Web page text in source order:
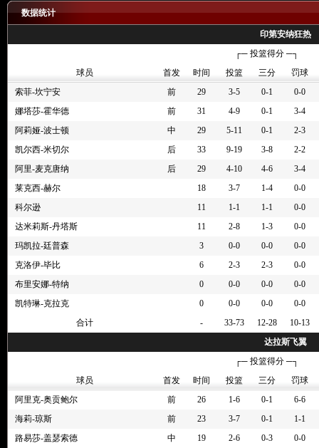
4节 0:57.9
82-73
佩奇-布克尔斯替换李月汝
4节 01:19
82-73
娜塔莎-霍华德进攻犯规
4节 01:50
蒂芙尼-米切尔上篮得分，阿莉娅-波士顿助攻
4节 01:52
J.J. 奎纳利失误丢球，被娜塔莎-霍华德抢断
4节 01:54
J.J. 奎纳利抢到篮板
4节 01:56
阿莉娅-波士顿3分投篮失败
4节 02:00
阿莉娅-波士顿抢到篮板
4节 02:03
蒂芙尼-米切尔带球上篮失败
4节 02:22
娜塔莎-霍华德抢到篮板
4节 02:26
路易莎-盖瑟索德3分投篮失败
4节 02:37
4节 02:50
4节 03:02
80-69
路易莎-盖瑟索德抢到篮板
4节 03:07
80-69
海莉-琼斯3分投篮失败
娜塔莎-霍华德空中漂移投篮得分，蒂芙尼-米切尔
78-69
蒂芙尼-米切尔抢到篮板
4节 03:44
J.J. 奎纳利高位跳投失败
4节 03:58
阿里-麦克唐纳失误，进攻犯规
4节 03:58
阿里-麦克唐纳进攻犯规
数据统计
印第安纳狂热
┌─ 投篮得分 ─┐
球员
首发 时间 投篮 三分
罚球
索菲-坎宁安
前 29 3-5 0-1
0-0
娜塔莎-霍华德
前 31 4-9 0-1
3-4
阿莉娅-波士顿
中 29 5-11 0-1
2-3
凯尔西-米切尔
后 33 9-19 3-8
2-2
阿里-麦克唐纳
后 29 4-10 4-6
3-4
莱克西-赫尔
18 3-7 1-4
0-0
科尔逊
11 1-1 1-1
0-0
达米莉斯-丹塔斯
11 2-8 1-3
0-0
玛凯拉-廷普森
3 0-0 0-0
0-0
克洛伊-毕比
6 2-3 2-3
0-0
布里安娜-特纳
0 0-0 0-0
0-0
凯特琳-克拉克
0 0-0 0-0
0-0
合计
- 33-73 12-28
10-13
达拉斯飞翼
┌─ 投篮得分 ─┐
球员
首发 时间 投篮 三分
罚球
阿里克-奥贡鲍尔
前 26 1-6 0-1
6-6
海莉-琼斯
前 23 3-7 0-1
1-1
路易莎-盖瑟索德
中 19 2-6 0-3
0-0